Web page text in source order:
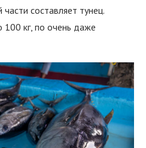
составляет тунец.
кг, по очень даже